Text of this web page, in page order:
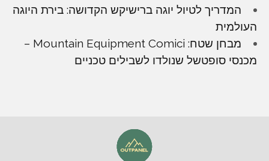
המדריך לטיול יוגה ברישיקש הקדושה: בירת היוגה
העולמית
מבחן שטח: Mountain Equipment Comici –
מכנסי סופטשל שנולדו לשבילים טכניים